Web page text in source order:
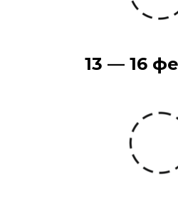
13 — 16